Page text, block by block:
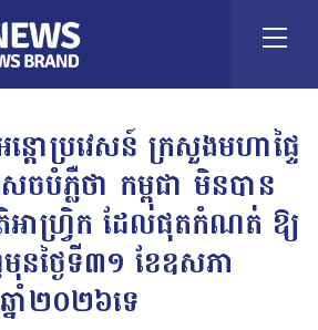
ន្តោប្រវេសន៍ ក្រសួងមហាផ្ទៃ
ចបំភ្លឺថា កម្ពុជា មិនបាន
ាហ្វ្រិក ដែលផុតកំណត់ ឱ្យ
នថ្ងៃទី៣១ ខែឧសភា
ឆ្នាំ២០២៦ទេ